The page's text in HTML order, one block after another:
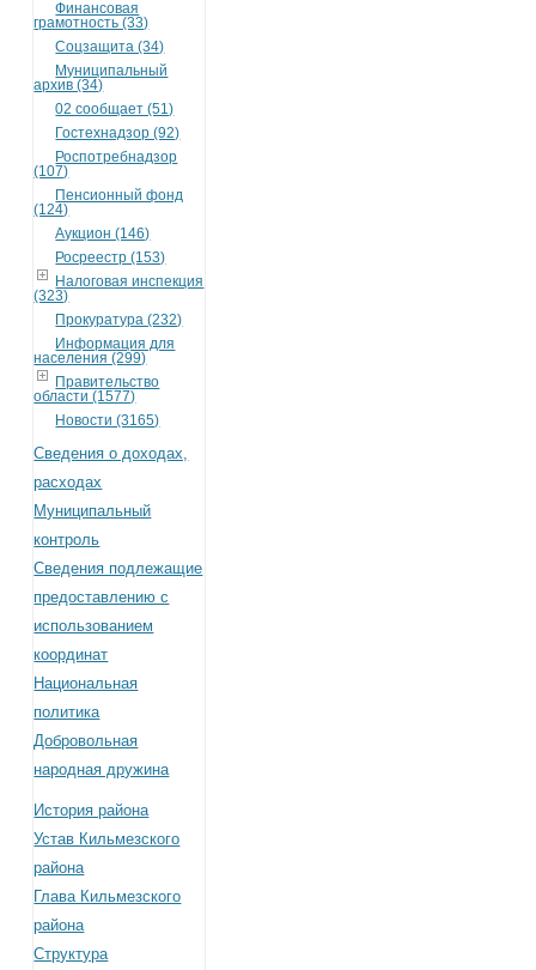
Финансовая
грамотность (33)
Соцзащита (34)
Муниципальный
архив (34)
02 сообщает (51)
Гостехнадзор (92)
Роспотребнадзор
(107)
Пенсионный фонд
(124)
Аукцион (146)
Росреестр (153)
Налоговая инспекция
(323)
Прокуратура (232)
Информация для
населения (299)
Правительство
области (1577)
Новости (3165)
Сведения о доходах,
расходах
Муниципальный
контроль
Сведения подлежащие
предоставлению с
использованием
координат
Национальная
политика
Добровольная
народная дружина
История района
Устав Кильмезского
района
Глава Кильмезского
района
Структура